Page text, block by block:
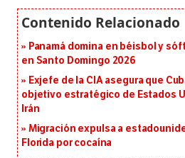
Panamá domina en béisbol y
en Santo Domingo 2026
Exjefe de la CIA asegura que
objetivo estratégico de Estados
Irán
Migración expulsa a
Florida por cocaína